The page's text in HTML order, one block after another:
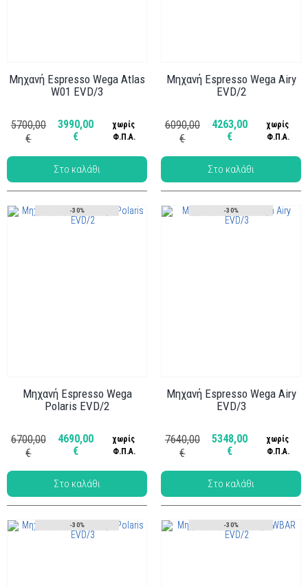
Κωδ.: ΜΗΧ-007
Μηχανή Espresso Wega Atlas
W01 EVD/3
5700,00
€
3990,00
€
χωρίς
Φ.Π.Α.
Κωδ.: ΜΗΧ-037
Μηχανή Espresso Wega Airy
EVD/2
6090,00
€
4263,00
€
χωρίς
Φ.Π.Α.
-30%
Κωδ.: ΜΗΧ-020
Μηχανή Espresso Wega
Polaris EVD/2
6700,00
€
4690,00
€
χωρίς
Φ.Π.Α.
-30%
Κωδ.: ΜΗΧ-036
Μηχανή Espresso Wega Airy
EVD/3
7640,00
€
5348,00
€
χωρίς
Φ.Π.Α.
-30% -30%